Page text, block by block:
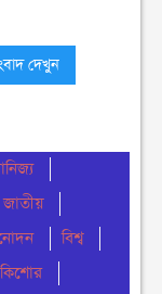
ও গণমিছিল
জাতীয়
বিশ্ব